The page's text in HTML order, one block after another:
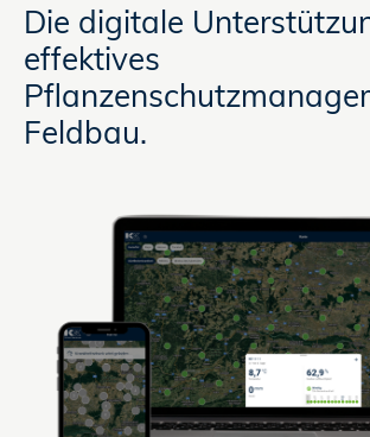
Die digitale
effektives
Feldbau.